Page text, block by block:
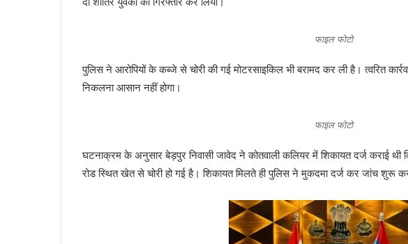
फाइल फोटो
पुलिस ने आरोपियों के कब्जे से चोरी की गई मोटरसाइकिल भी बरामद कर ली है। त्वरित
निकलना आसान नहीं होगा।
फाइल फोटो
घटनाक्रम के अनुसार बेड़पुर निवासी जावेद ने कोतवाली कलियर में शिकायत दर्ज कराई थी
रोड स्थित खेत से चोरी हो गई है। शिकायत मिलते ही पुलिस ने मुकदमा दर्ज कर जांच शुरू